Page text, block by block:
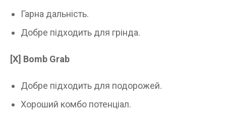
Гарна дальність.
Добре підходить для грінда.
[X] Bomb Grab
Добре підходить для подорожей.
Хороший комбо потенціал.